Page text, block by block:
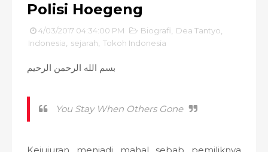
Polisi Hoegeng
4/03/2017 04:34:00 PM Biografi Dea Tantyo
Indonesia
sejarah Tokoh Indonesia
بسم الله الرحمن الرحيم
You Stay When Others Gone